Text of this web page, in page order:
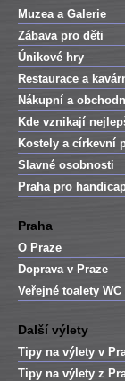
Muzea a Galerie
Zábava pro děti
Únikové hry
Restaurace a
Nákupní a
Kde vznikají
Kostely a církevní
Slavné osobnosti
Praha pro
Praha
O Praze
Doprava v Praze
Veřejné toalety WC
Další výlety
Tipy na výlety v
Tipy na výlety z